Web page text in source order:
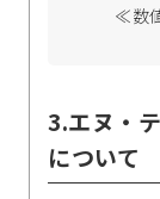
≪数
3.エヌ・
について